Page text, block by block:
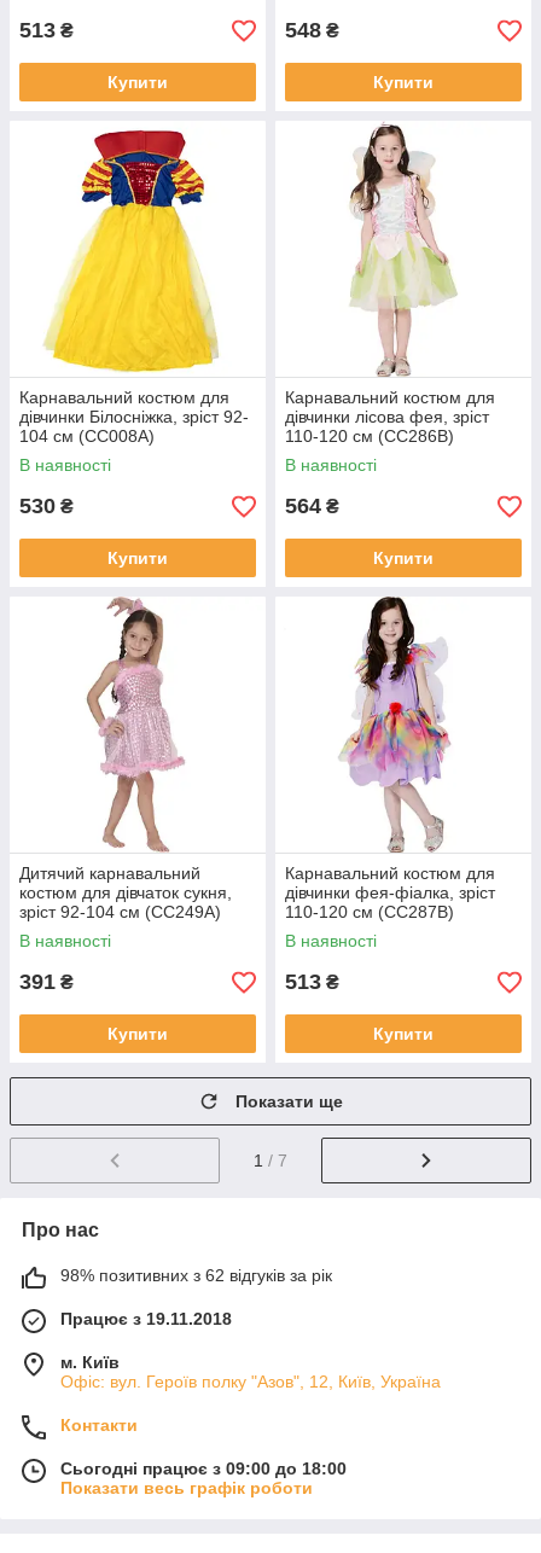
513 ₴
Купити
548 ₴
Купити
Карнавальний костюм для
дівчинки Білосніжка, зріст 92-
104 см (CC008A)
В наявності
530 ₴
Купити
Карнавальний костюм для
дівчинки лісова фея, зріст
110-120 см (CC286B)
В наявності
564 ₴
Купити
Дитячий карнавальний
костюм для дівчаток сукня,
зріст 92-104 см (CC249A)
В наявності
391 ₴
Купити
Карнавальний костюм для
дівчинки фея-фіалка, зріст
110-120 см (CC287B)
В наявності
513 ₴
Купити
Показати ще
1 / 7
Про нас
98% позитивних з 62 відгуків за рік
Працює з 19.11.2018
м. Київ
Офіс: вул. Героїв полку "Азов", 12, Київ, Україна
Контакти
Сьогодні працює з 09:00 до 18:00
Показати весь графік роботи